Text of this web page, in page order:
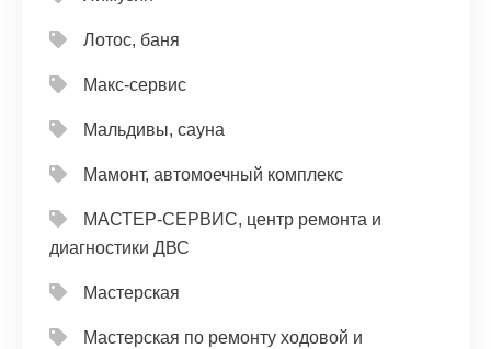
Лотос, баня
Макс-сервис
Мальдивы, сауна
Мамонт, автомоечный комплекс
МАСТЕР-СЕРВИС, центр ремонта и
диагностики ДВС
Мастерская
Мастерская по ремонту ходовой и